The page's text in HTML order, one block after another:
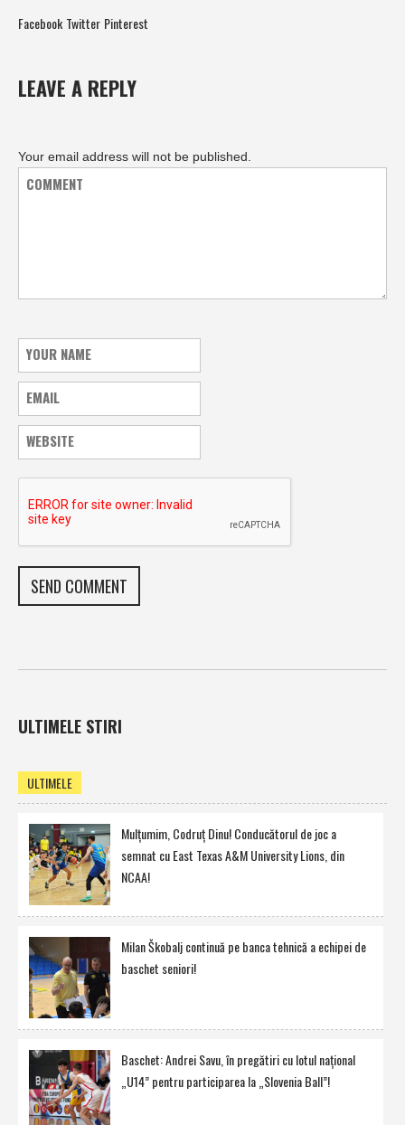
Facebook Twitter Pinterest
LEAVE A REPLY
Your email address will not be published.
ULTIMELE STIRI
ULTIMELE
Mulţumim, Codruţ Dinu! Conducătorul de joc a
semnat cu East Texas A&M University Lions, din
NCAA!
Milan Škobalj continuă pe banca tehnică a echipei de
baschet seniori!
Baschet: Andrei Savu, în pregătiri cu lotul naţional
„U14” pentru participarea la „Slovenia Ball”!